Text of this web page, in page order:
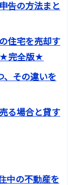
告の方法まと
住宅を売却す
★完全版★
、その違いを
る場合と貸す
中の不動産を